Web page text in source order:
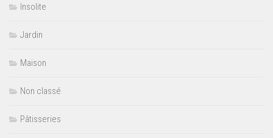
Insolite
Jardin
Maison
Non classé
Pâtisseries